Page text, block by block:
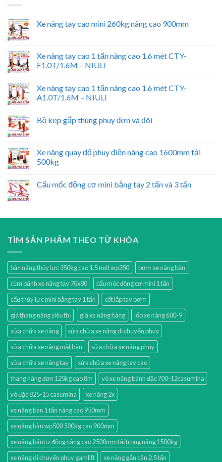
Xe nâng tay cao mini 260kg nâng cao 900mm
Xe nâng tay cao 1 tấn nâng cao 1.6 mét CTY-
E1.0T/1.6M – NIULI
Xe nâng tay cao 1 tấn nâng cao 1.6 mét CTY-
A1.0T/1.6M – NIULI
Bộ kẹp gắp thùng phuy đơn và đôi
Xe nâng quay đổ phuy điện nâng cao 1600mm tải
500kg
Cẩu mốc động cơ mini bằng tay 2 tấn và 3 tấn
TÌM SẢN PHẨM THEO TỪ KHÓA
bàn nâng thủy lực 350kg cao 1.5 mét wp350
bơm xe nâng bàn
cùm bánh xe nâng tay 70x80
cẩu móc động cơ mini 1 tấn
cẩu thủy lực mini bằng tay 1 tấn
cốt lắp tay bơm
giá thang nâng siêu thị
giá xe nâng hàng
lốp xe nâng 600-9
sửa chữa xe nâng
sửa chữa xe nâng di chuyển phuy
sửa chữa xe nâng mặt bàn
sửa chữa xe nâng phuy
sửa chữa xe nâng tay
sửa chữa xe nâng tay cao
thang nâng đơn 125kg cao 8m
vỏ xe nâng bánh đặc 700-12casumina
vỏ đặc 825-15 casumina
xe nâng 2x
xe nâng bàn 1 tấn nâng cao 950mm
xe nâng bàn wp500 500kg cao 900mm
xe nâng bán tự động nâng cao 2500mm tải trọng nâng 1500kg
xe nâng di chuyển phuy gamlift
xe nâng gắn cân 2.5 tấn